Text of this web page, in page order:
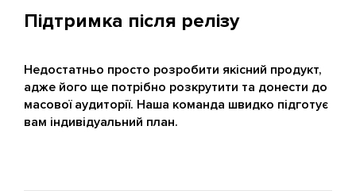
Підтримка після релізу
Недостатньо просто розробити якісний продукт,
адже його ще потрібно розкрутити та донести до
масової аудиторії. Наша команда швидко підготує
вам індивідуальний план.